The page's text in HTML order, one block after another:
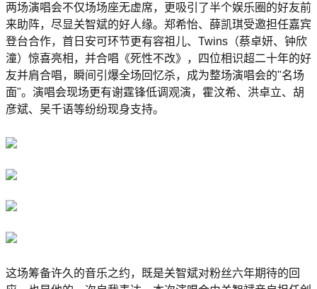
两场演唱会不仅场场座无虚席，更吸引了半个娱乐圈的好友前
来助阵，尽显关智斌的好人缘。郑希怡、薛凯琪受邀担任嘉宾
登台合作，首日安可环节更有容祖儿、Twins（蔡卓妍、钟欣
潼）惊喜亮相，并合唱《死性不改》，四位相识超二十年的好
友并肩合唱，瞬间引爆全场回忆杀，成为整场演唱会的"名场
面"。演唱会现场更有谢霆锋低调观演，霍汶希、洪卓立、胡
彦斌、吴千语等纷纷现身支持。
这场筹备许久的音乐之约，既是关智斌对粉丝六年期待的回